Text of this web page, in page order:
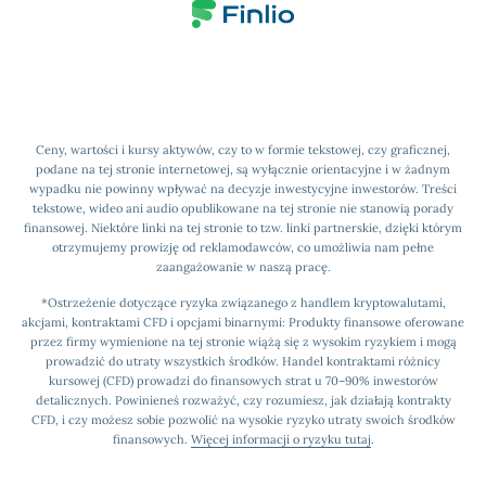
Ceny, wartości i kursy aktywów, czy to w formie tekstowej, czy graficznej,
podane na tej stronie internetowej, są wyłącznie orientacyjne i w żadnym
wypadku nie powinny wpływać na decyzje inwestycyjne inwestorów. Treści
tekstowe, wideo ani audio opublikowane na tej stronie nie stanowią porady
finansowej. Niektóre linki na tej stronie to tzw. linki partnerskie, dzięki którym
otrzymujemy prowizję od reklamodawców, co umożliwia nam pełne
zaangażowanie w naszą pracę.
*Ostrzeżenie dotyczące ryzyka związanego z handlem kryptowalutami,
akcjami, kontraktami CFD i opcjami binarnymi: Produkty finansowe oferowane
przez firmy wymienione na tej stronie wiążą się z wysokim ryzykiem i mogą
prowadzić do utraty wszystkich środków. Handel kontraktami różnicy
kursowej (CFD) prowadzi do finansowych strat u 70–90% inwestorów
detalicznych. Powinieneś rozważyć, czy rozumiesz, jak działają kontrakty
CFD, i czy możesz sobie pozwolić na wysokie ryzyko utraty swoich środków
finansowych. Więcej informacji o ryzyku tutaj.